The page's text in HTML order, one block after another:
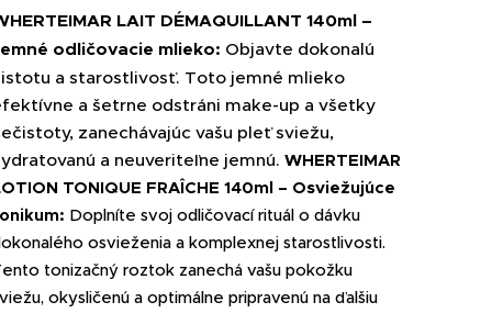
LAIT DÉMAQUILLANT 140ml –
odličovacie mlieko: Objavte dokonalú
a starostlivosť. Toto jemné mlieko
a šetrne odstráni make-up a všetky
zanechávajúc vašu pleť sviežu,
a neuveriteľne jemnú. WHERTEIMAR
TONIQUE FRAÎCHE 140ml – Osviežujúce
Doplníte svoj odličovací rituál o dávku
osvieženia a komplexnej starostlivosti.
tonizačný roztok zanechá vašu pokožku
okysličenú a optimálne pripravenú na ďalšiu